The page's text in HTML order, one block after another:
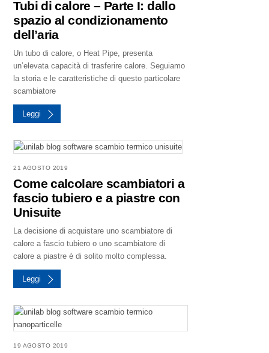
Tubi di calore – Parte I: dallo
spazio al condizionamento
dell’aria
Un tubo di calore, o Heat Pipe, presenta
un’elevata capacità di trasferire calore. Seguiamo
la storia e le caratteristiche di questo particolare
scambiatore
Leggi
21 AGOSTO 2019
Come calcolare scambiatori a
fascio tubiero e a piastre con
Unisuite
La decisione di acquistare uno scambiatore di
calore a fascio tubiero o uno scambiatore di
calore a piastre è di solito molto complessa.
Leggi
19 AGOSTO 2019